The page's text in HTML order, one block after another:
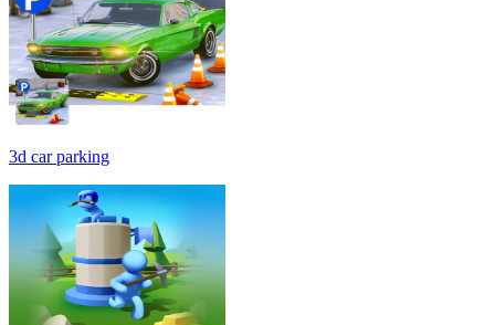
3d car parking